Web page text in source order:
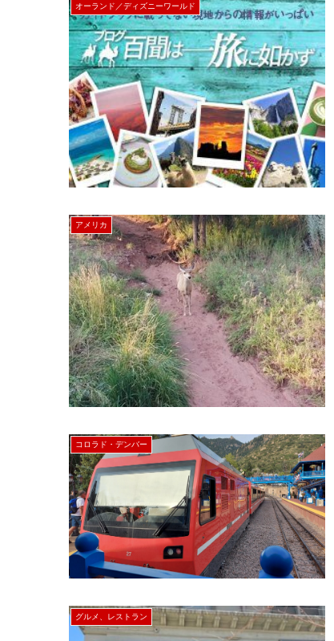
オーランド／ディズニーワールド
アメリカ
コロラド・デンバー
グルメ、レストラン